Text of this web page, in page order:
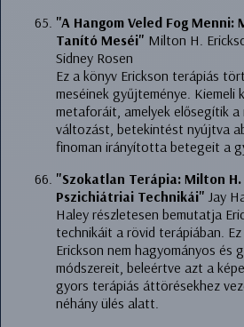
"A Hangom Veled Fog Menni:
Tanító Meséi" Milton H.
Sidney Rosen
Ez a könyv Erickson terápiás
meséinek gyűjteménye.
metaforáit, amelyek elősegítik a
változást, betekintést nyújtva
finoman irányította betegeit a
"Szokatlan Terápia: Milton H.
Pszichiátriai Technikái" Jay
Haley részletesen bemutatja
technikáit a rövid terápiában.
Erickson nem hagyományos és
módszereit, beleértve azt a
gyors terápiás áttörésekhez
néhány ülés alatt.